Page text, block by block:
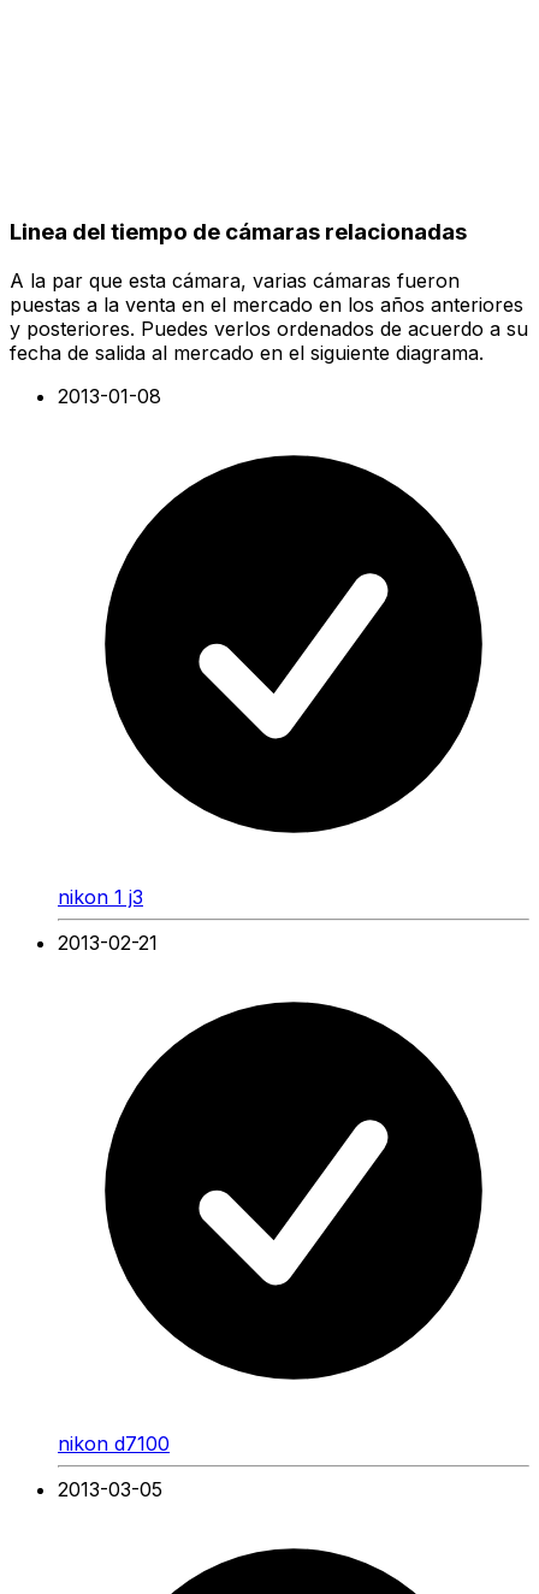
Linea del tiempo de cámaras relacionadas
A la par que esta cámara, varias cámaras fueron
puestas a la venta en el mercado en los años anteriores
y posteriores. Puedes verlos ordenados de acuerdo a su
fecha de salida al mercado en el siguiente diagrama.
2013-01-08
nikon 1 j3
2013-02-21
nikon d7100
2013-03-05